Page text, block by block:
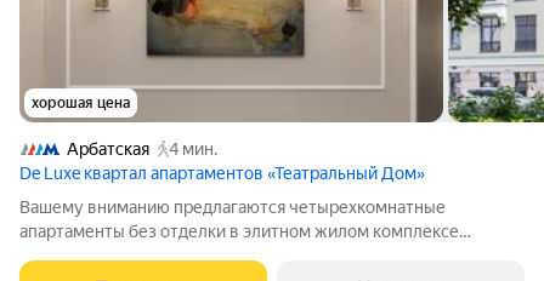
хорошая цена
Арбатская
4 мин.
De Luxe квартал апартаментов «Театральный Дом»
Вашему вниманию предлагаются четырехкомнатные
апартаменты без отделки в элитном жилом комплексе